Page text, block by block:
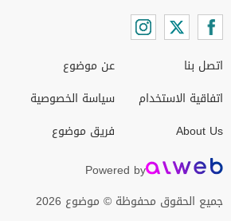
اتصل بنا
اتفاقية الاستخدام
About Us
عن موضوع
سياسة الخصوصية
فريق موضوع
Powered by
جميع الحقوق محفوظة © موضوع 2026